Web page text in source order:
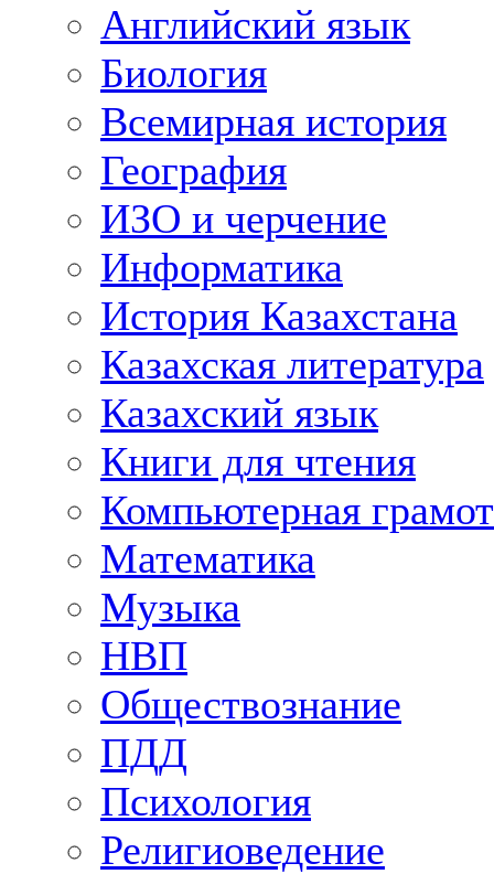
Английский язык
Биология
Всемирная история
География
ИЗО и черчение
Информатика
История Казахстана
Казахская литература
Казахский язык
Книги для чтения
Компьютерная
Математика
Музыка
НВП
Обществознание
ПДД
Психология
Религиоведение